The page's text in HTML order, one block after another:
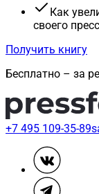
Как
своего
Получить книгу
Бесплатно – за
+7 495 109-35-89